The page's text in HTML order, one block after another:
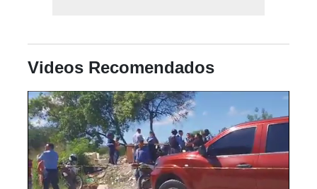
Videos Recomendados